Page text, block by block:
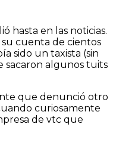
hasta en las noticias.
cuenta de cientos
sido un taxista (sin
sacaron algunos tuits
que denunció otro
curiosamente
de vtc que